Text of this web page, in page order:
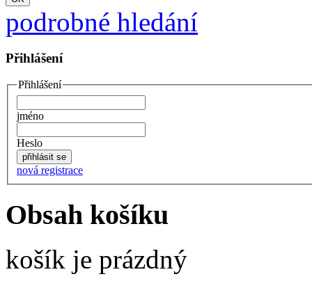
podrobné hledání
Přihlášení
Přihlášení
jméno
Heslo
nová registrace
Obsah košíku
košík je prázdný